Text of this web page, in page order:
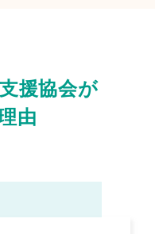
援協会が
由